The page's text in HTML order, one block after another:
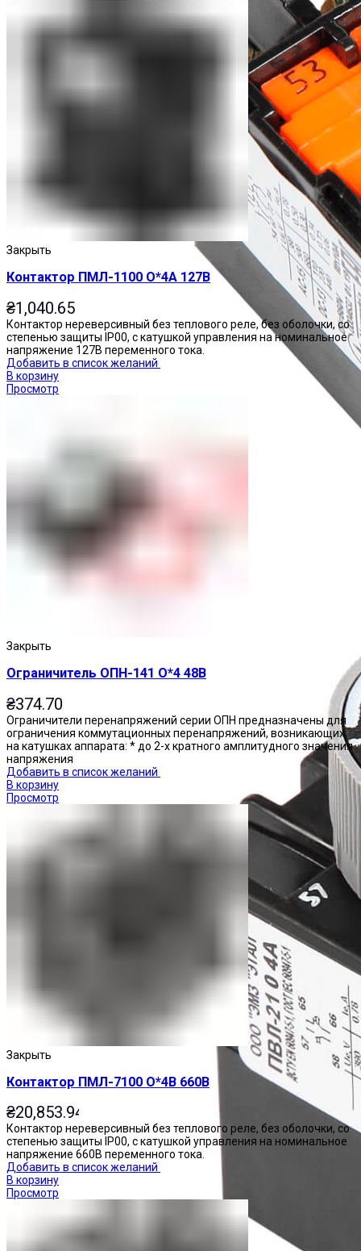
Приставки контактные
Закрыть
Контактор ПМЛ-1100 О*4А 127В
₴1,040.65
Контактор нереверсивный без теплового реле, без оболочки, со
степенью защиты IP00, с катушкой управления на номинальное
напряжение 127В переменного тока.
Добавить в список желаний
В корзину
Просмотр
Закрыть
Ограничитель ОПН-141 О*4 48В
₴374.70
Ограничители перенапряжений серии ОПН предназначены для
ограничения коммутационных перенапряжений, возникающих
на катушках аппарата: * до 2-х кратного амплитудного значения
напряжения
Добавить в список желаний
В корзину
Просмотр
Закрыть
Контактор ПМЛ-7100 О*4В 660В
₴20,853.94
Контактор нереверсивный без теплового реле, без оболочки, со
степенью защиты IP00, с катушкой управления на номинальное
напряжение 660В переменного тока.
Добавить в список желаний
В корзину
Просмотр